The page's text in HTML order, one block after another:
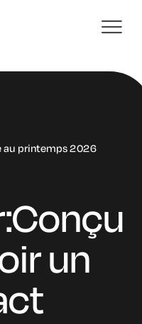
au printemps 2026
Conçu
un